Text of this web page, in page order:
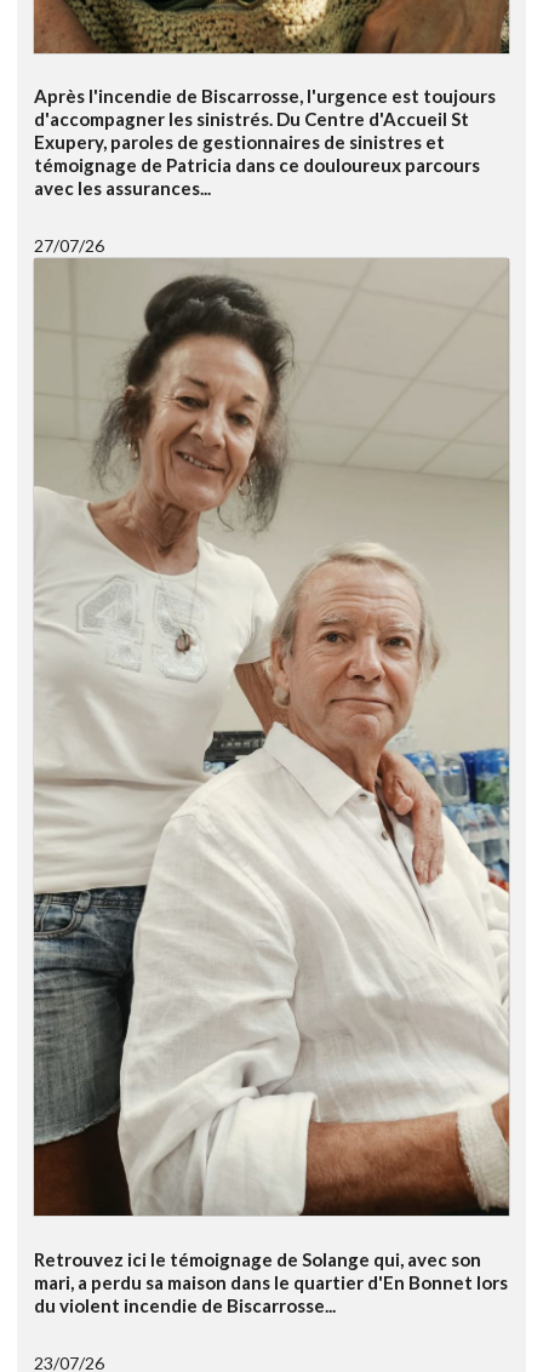
Après l'incendie de Biscarrosse, l'urgence est toujours
d'accompagner les sinistrés. Du Centre d'Accueil St
Exupery, paroles de gestionnaires de sinistres et
témoignage de Patricia dans ce douloureux parcours
avec les assurances...
27/07/26
Retrouvez ici le témoignage de Solange qui, avec son
mari, a perdu sa maison dans le quartier d'En Bonnet lors
du violent incendie de Biscarrosse...
23/07/26